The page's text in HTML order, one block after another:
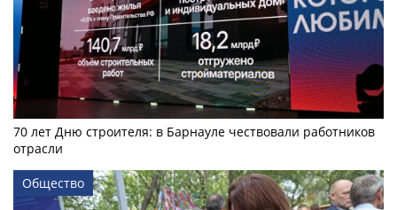
70 лет Дню строителя: в Барнауле чествовали работников
отрасли
Общество